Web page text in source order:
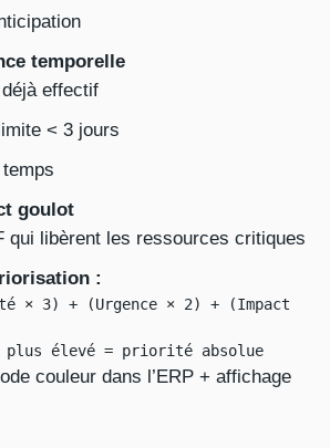
temporelle
effectif
< 3 jours
goulot
qui libèrent les ressources critiques
:
× 3) + (Urgence × 2) + (Impact
plus élevé = priorité absolue
couleur dans l’ERP + affichage